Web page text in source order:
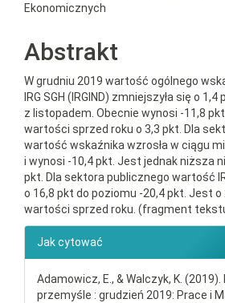
Ekonomicznych
Abstrakt
W grudniu 2019 wartość ogólnego
IRG SGH (IRGIND) zmniejszyła się o
z listopadem. Obecnie wynosi -11,8
wartości sprzed roku o 3,3 pkt. Dla
wartość wskaźnika wzrosła w ciągu
i wynosi -10,4 pkt. Jest jednak niższa
pkt. Dla sektora publicznego wartość
o 16,8 pkt do poziomu -20,4 pkt. Jest o
wartości sprzed roku. (fragment
Jak cytować
Adamowicz, E., & Walczyk, K.
przemyśle : grudzień 2019: Prace i